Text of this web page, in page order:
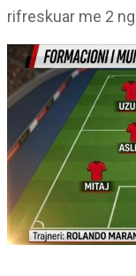
rifreskuar me 2